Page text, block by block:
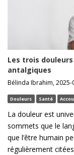
Les trois
antalgiques
Bélinda Ibrahim, 2025-
Douleurs Santé
La douleur est
sommets que le
que l’être humain
régulièrement